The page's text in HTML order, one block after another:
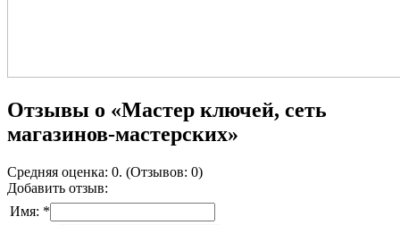
Отзывы о «Мастер ключей, сеть
магазинов-мастерских»
Средняя оценка: 0. (Отзывов: 0)
Добавить отзыв:
Имя: *